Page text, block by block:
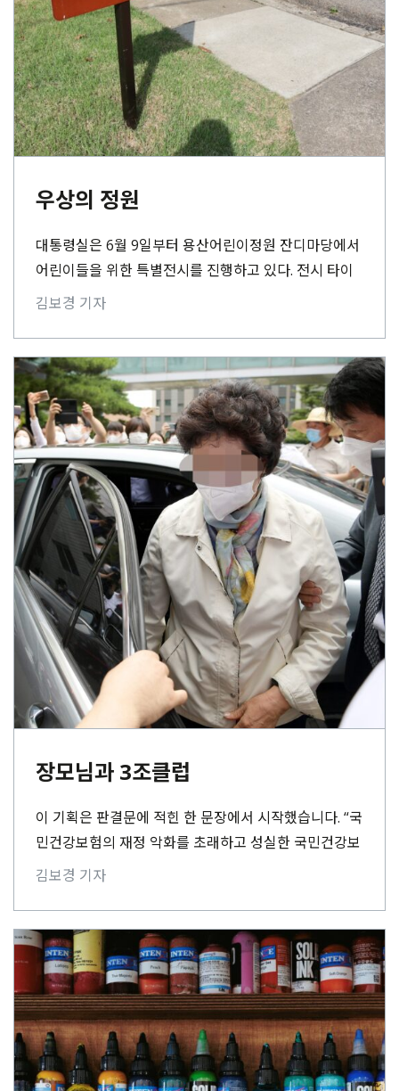
우상의 정원
대통령실은 6월 9일부터 용산어린이정원 잔디마당에서
어린이들을 위한 특별전시를 진행하고 있다. 전시 타이
틀은 ‘국민과 함께 시작한 여정’. 윤석열 대통령의 국정활
김보경 기자
장모님과 3조클럽
이 기획은 판결문에 적힌 한 문장에서 시작했습니다. “국
민건강보험의 재정 악화를 초래하고 성실한 국민건강보
험가입자들의 경제적 부담을 가중시키는 결과를 초래한
김보경 기자